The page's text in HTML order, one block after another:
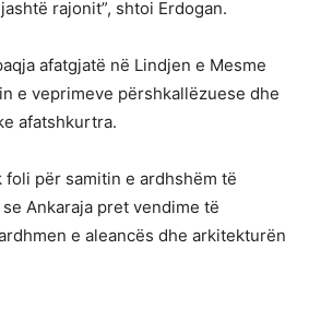
rajonit”, shtoi Erdogan.
afatgjatë në Lindjen e Mesme
e veprimeve përshkallëzuese dhe
afatshkurtra.
për samitin e ardhshëm të
Ankaraja pret vendime të
e aleancës dhe arkitekturën